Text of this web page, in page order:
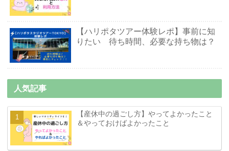
【ハリポタツアー体験レポ】事前に知
りたい 待ち時間、必要な持ち物は？
人気記事
【産休中の過ごし方】やってよかったこと
＆やっておけばよかったこと